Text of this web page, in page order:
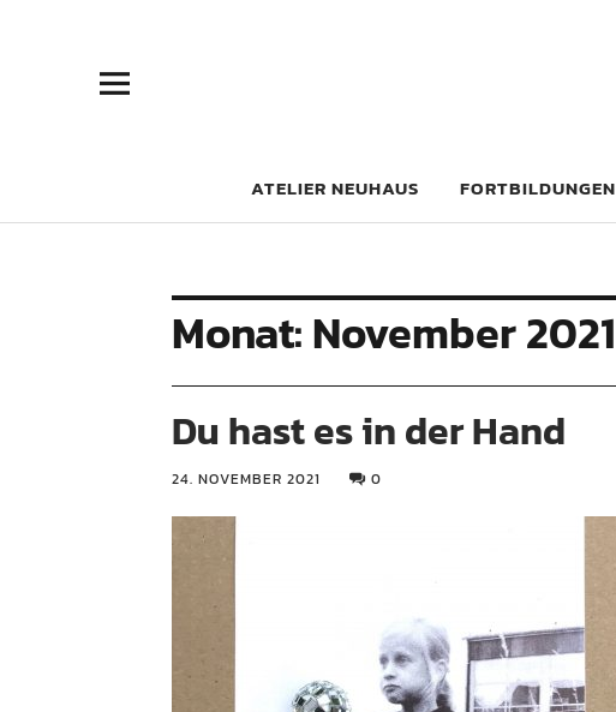
Atelier Neuhaus
ATELIER NEUHAUS FORTBILDUNGEN
Monat:November 2021
Du hast es in der Hand
24. NOVEMBER 2021 0